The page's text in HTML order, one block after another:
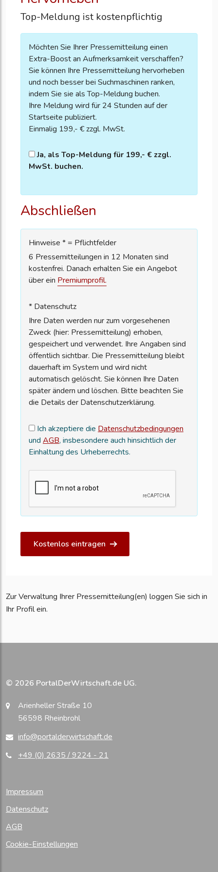
Top-Meldung ist kostenpflichtig
Möchten Sie Ihrer Pressemitteilung einen
Extra-Boost an Aufmerksamkeit verschaffen?
Sie können Ihre Pressemitteilung hervorheben
und noch besser bei Suchmaschinen ranken,
indem Sie sie als Top-Meldung buchen.
Ihre Meldung wird für 24 Stunden auf der
Startseite publiziert.
Einmalig 199,- € zzgl. MwSt.
Ja, als Top-Meldung für 199,- € zzgl.
MwSt. buchen.
Abschließen
Hinweise * = Pflichtfelder
6 Pressemitteilungen in 12 Monaten sind
kostenfrei. Danach erhalten Sie ein Angebot
über ein Premiumprofil.
* Datenschutz
Ihre Daten werden nur zum vorgesehenen
Zweck (hier: Pressemitteilung) erhoben,
gespeichert und verwendet. Ihre Angaben sind
öffentlich sichtbar. Die Pressemitteilung bleibt
dauerhaft im System und wird nicht
automatisch gelöscht. Sie können Ihre Daten
später ändern und löschen. Bitte beachten Sie
die Details der Datenschutzerklärung.
Ich akzeptiere die Datenschutzbedingungen
und AGB, insbesondere auch hinsichtlich der
Einhaltung des Urheberrechts.
Kostenlos eintragen
Zur Verwaltung Ihrer Pressemitteilung(en) loggen Sie sich in
Ihr Profil ein.
© 2026 PortalDerWirtschaft.de UG.
Arienheller Straße 10
56598 Rheinbrohl
info@portalderwirtschaft.de
+49 (0) 2635 / 9224 - 21
Impressum
Datenschutz
AGB
Cookie-Einstellungen